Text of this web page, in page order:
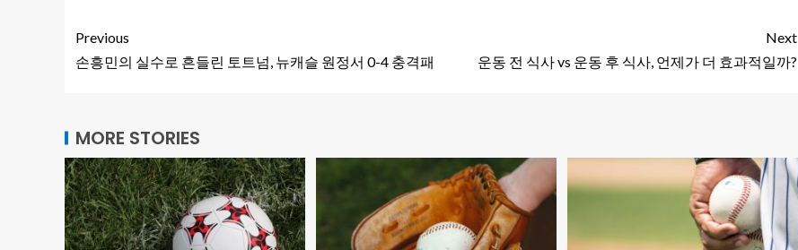
Previous
손흥민의 실수로 흔들린 토트넘, 뉴캐슬 원정서 0-4 충격패
Next
운동 전 식사 vs 운동 후 식사, 언제가 더 효과적일까?
MORE STORIES